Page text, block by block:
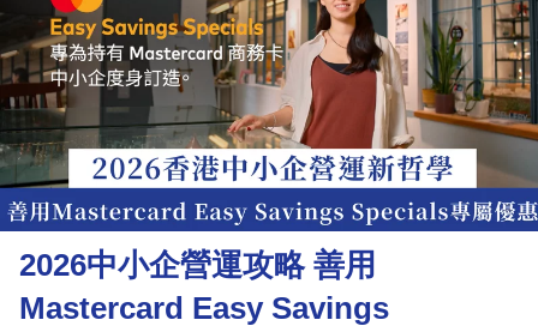
題
投
資
樓
市
理
財
商
2026中小企營運攻略 善用
Mastercard Easy Savings